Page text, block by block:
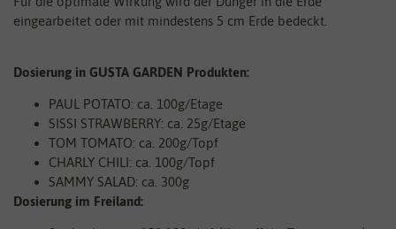
eingearbeitet oder mit mindestens 5 cm Erde bedeckt.
Dosierung in GUSTA GARDEN Produkten:
PAUL POTATO: ca. 100g/Etage
SISSI STRAWBERRY: ca. 25g/Etage
TOM TOMATO: ca. 200g/Topf
CHARLY CHILI: ca. 100g/Topf
SAMMY SALAD: ca. 300g
Dosierung im Freiland: